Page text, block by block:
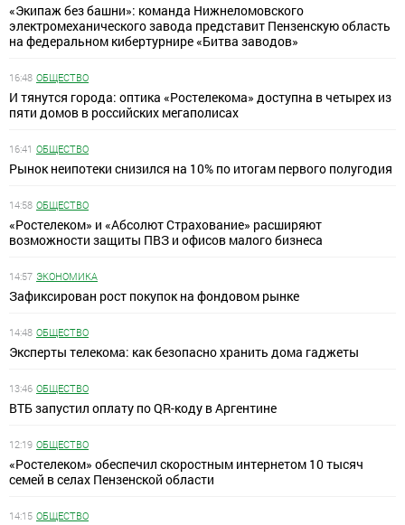
«Экипаж без башни»: команда Нижнеломовского
электромеханического завода представит Пензенскую область
на федеральном кибертурнире «Битва заводов»
16:48 ОБЩЕСТВО
И тянутся города: оптика «Ростелекома» доступна в четырех из
пяти домов в российских мегаполисах
16:41 ОБЩЕСТВО
Рынок неипотеки снизился на 10% по итогам первого полугодия
14:58 ОБЩЕСТВО
«Ростелеком» и «Абсолют Страхование» расширяют
возможности защиты ПВЗ и офисов малого бизнеса
14:57 ЭКОНОМИКА
Зафиксирован рост покупок на фондовом рынке
14:48 ОБЩЕСТВО
Эксперты телекома: как безопасно хранить дома гаджеты
13:46 ОБЩЕСТВО
ВТБ запустил оплату по QR-коду в Аргентине
12:19 ОБЩЕСТВО
«Ростелеком» обеспечил скоростным интернетом 10 тысяч
семей в селах Пензенской области
14:15 ОБЩЕСТВО